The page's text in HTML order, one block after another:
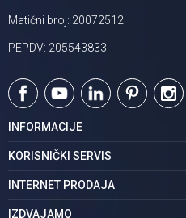
Matični broj: 20072512
PEPDV: 205543833
INFORMACIJE
O nama
Podaci o trgovcu
Karijera | postani deo tima
KORISNIČKI SERVIS
Uslovi korišćenja
Politika privatnosti
INTERNET PRODAJA
Kako kupiti
IZDVAJAMO